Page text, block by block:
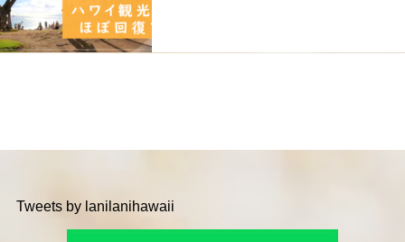
Tweets by lanilanihawaii